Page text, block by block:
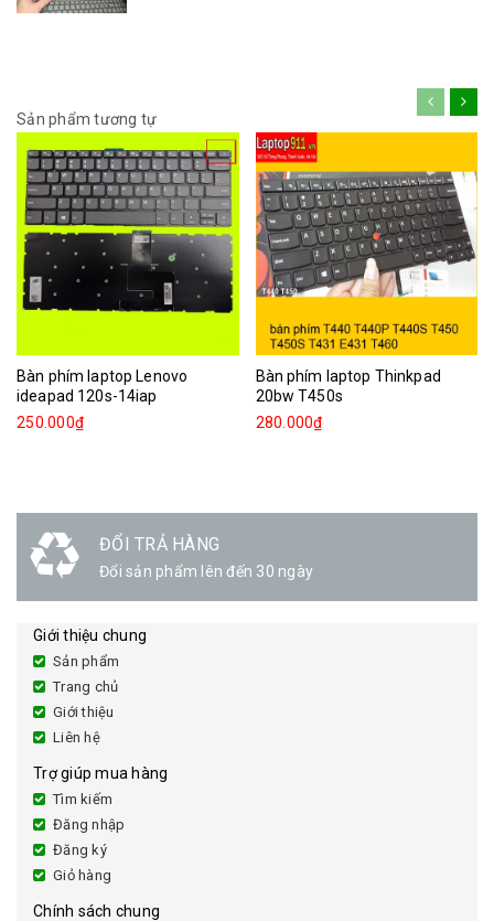
Sản phẩm tương tự
Bàn phím laptop Lenovo
ideapad 120s-14iap
250.000₫
Bàn phím laptop Thinkpad
20bw T450s
280.000₫
ĐỔI TRẢ HÀNG
Đổi sản phẩm lên đến 30 ngày
Giới thiệu chung
Sản phẩm
Trang chủ
Giới thiệu
Liên hệ
Trợ giúp mua hàng
Tìm kiếm
Đăng nhập
Đăng ký
Giỏ hàng
Chính sách chung